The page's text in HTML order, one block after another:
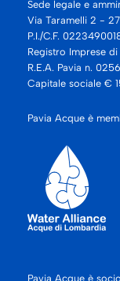
Sede legale e
Via Taramelli 2 -
P.I./C.F.
Registro Imprese
R.E.A. Pavia n.
Capitale sociale €
Pavia Acque è
Pavia Acque è